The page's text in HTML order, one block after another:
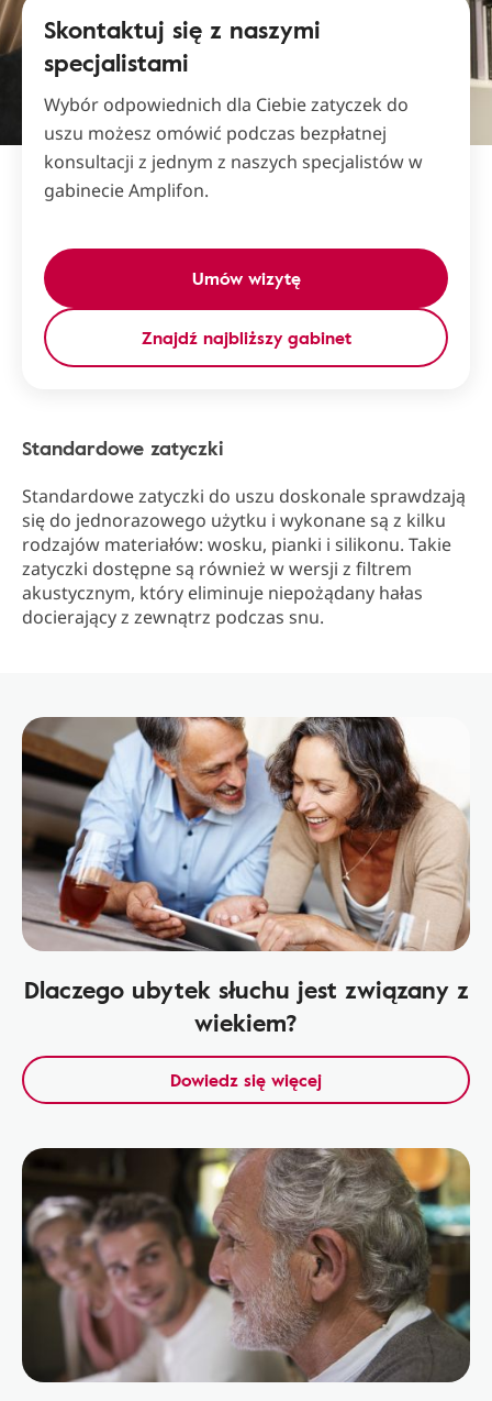
Skontaktuj się z naszymi
specjalistami
Wybór odpowiednich dla Ciebie zatyczek do
uszu możesz omówić podczas bezpłatnej
konsultacji z jednym z naszych specjalistów w
gabinecie Amplifon.
Umów wizytę
Znajdź najbliższy gabinet
Standardowe zatyczki
Standardowe zatyczki do uszu doskonale sprawdzają
się do jednorazowego użytku i wykonane są z kilku
rodzajów materiałów: wosku, pianki i silikonu. Takie
zatyczki dostępne są również w wersji z filtrem
akustycznym, który eliminuje niepożądany hałas
docierający z zewnątrz podczas snu.
Dlaczego ubytek słuchu jest związany z
wiekiem?
Dowiedz się więcej